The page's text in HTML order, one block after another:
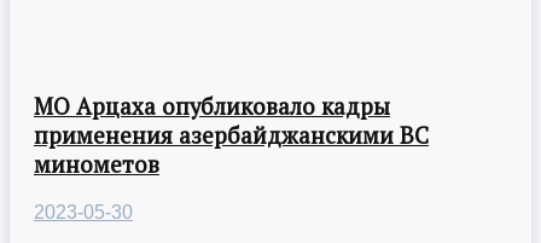
МО Арцаха опубликовало кадры
применения азербайджанскими ВС
минометов
2023-05-30